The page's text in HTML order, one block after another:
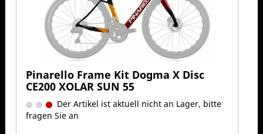
Pinarello Frame Kit Dogma X Disc
CE200 XOLAR SUN 55
Der Artikel ist aktuell nicht an Lager, bitte
fragen Sie an